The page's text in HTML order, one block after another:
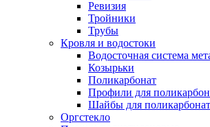
Ревизия
Тройники
Трубы
Кровля и водостоки
Водосточная система
Козырьки
Поликарбонат
Профили для
Шайбы для
Оргстекло